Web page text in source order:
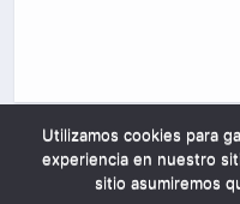
Utilizamos cookies para
experiencia en nuestro
sitio asumiremos